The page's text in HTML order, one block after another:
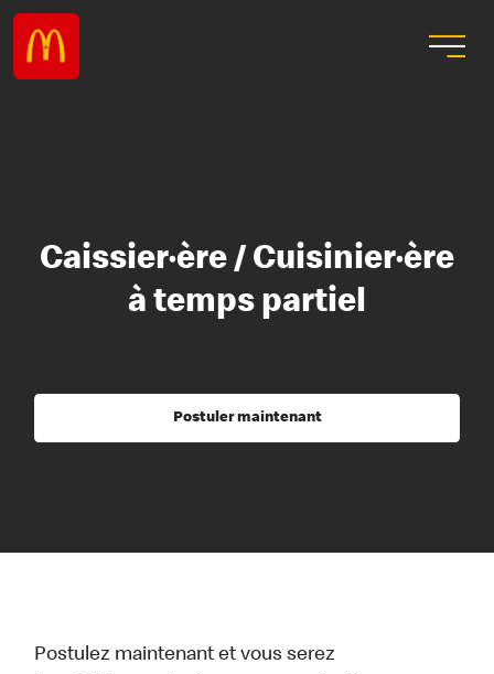
Caissier·ère / Cuisinier·ère
à temps partiel
Postuler maintenant
Postulez maintenant et vous serez